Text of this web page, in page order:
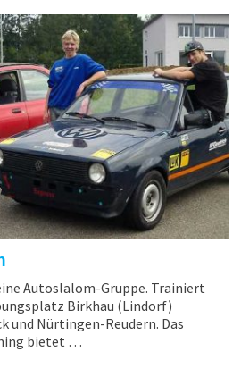
Autoslalom-Gruppe. Trainiert
Birkhau (Lindorf)
und Nürtingen-Reudern. Das
bietet …